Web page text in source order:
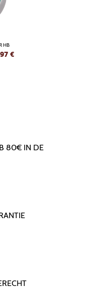
HB
€
80€ IN DE